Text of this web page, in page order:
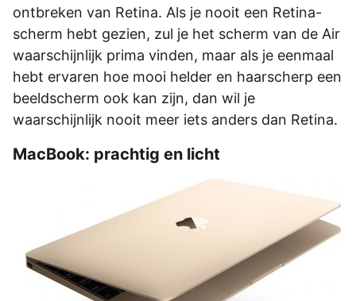
ontbreken van Retina. Als je nooit een Retina-
scherm hebt gezien, zul je het scherm van de Air
waarschijnlijk prima vinden, maar als je eenmaal
hebt ervaren hoe mooi helder en haarscherp een
beeldscherm ook kan zijn, dan wil je
waarschijnlijk nooit meer iets anders dan Retina.
MacBook: prachtig en licht